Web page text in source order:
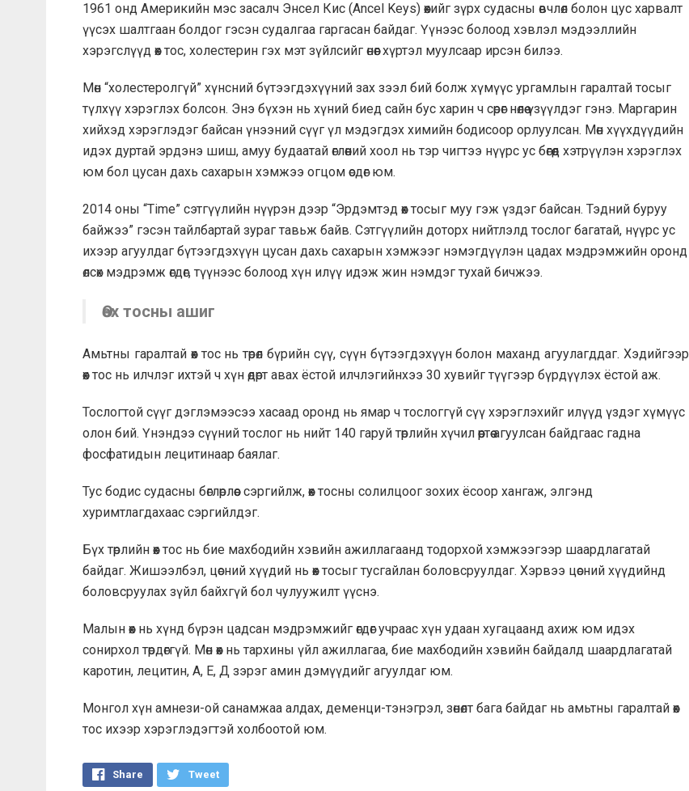
1961 онд Америкийн мэс засалч Энсел Кис (Ancel Keys) өөхийг зүрх судасны өвчлөл болон цус харвалт
үүсэх шалтгаан болдог гэсэн судалгаа гаргасан байдаг. Үүнээс болоод хэвлэл мэдээллийн
хэрэгслүүд өөх тос, холестерин гэх мэт зүйлсийг өнөөг хүртэл муулсаар ирсэн билээ.
Мөн “холестеролгүй” хүнсний бүтээгдэхүүний зах зээл бий болж хүмүүс ургамлын гаралтай тосыг
түлхүү хэрэглэх болсон. Энэ бүхэн нь хүний биед сайн бус харин ч сөрөг нөлөө үзүүлдэг гэнэ. Маргарин
хийхэд хэрэглэдэг байсан үнээний сүүг үл мэдэгдэх химийн бодисоор орлуулсан. Мөн хүүхдүүдийн
идэх дуртай эрдэнэ шиш, амуу будаатай өглөөний хоол нь тэр чигтээ нүүрс ус бөгөөд хэтрүүлэн хэрэглэх
юм бол цусан дахь сахарын хэмжээ огцом өсдөг юм.
2014 оны “Time” сэтгүүлийн нүүрэн дээр “Эрдэмтэд өөх тосыг муу гэж үздэг байсан. Тэдний буруу
байжээ” гэсэн тайлбартай зураг тавьж байв. Сэтгүүлийн доторх нийтлэлд тослог багатай, нүүрс ус
ихээр агуулдаг бүтээгдэхүүн цусан дахь сахарын хэмжээг нэмэгдүүлэн цадах мэдрэмжийн оронд
өлсөх мэдрэмж өгдөг, түүнээс болоод хүн илүү идэж жин нэмдэг тухай бичжээ.
Өөх тосны ашиг
Амьтны гаралтай өөх тос нь төрөл бүрийн сүү, сүүн бүтээгдэхүүн болон маханд агуулагддаг. Хэдийгээр
өөх тос нь илчлэг ихтэй ч хүн өдөрт авах ёстой илчлэгийнхээ 30 хувийг түүгээр бүрдүүлэх ёстой аж.
Тослогтой сүүг дэглэмээсээ хасаад оронд нь ямар ч тослоггүй сүү хэрэглэхийг илүүд үздэг хүмүүс
олон бий. Үнэндээ сүүний тослог нь нийт 140 гаруй төрлийн хүчил өөртөө агуулсан байдгаас гадна
фосфатидын лецитинаар баялаг.
Тус бодис судасны бөглөрлөөс сэргийлж, өөх тосны солилцоог зохих ёсоор хангаж, элгэнд
хуримтлагдахаас сэргийлдэг.
Бүх төрлийн өөх тос нь бие махбодийн хэвийн ажиллагаанд тодорхой хэмжээгээр шаардлагатай
байдаг. Жишээлбэл, цөсний хүүдий нь өөх тосыг тусгайлан боловсруулдаг. Хэрвээ цөсний хүүдийнд
боловсруулах зүйл байхгүй бол чулуужилт үүснэ.
Малын өөх нь хүнд бүрэн цадсан мэдрэмжийг өгдөг учраас хүн удаан хугацаанд ахиж юм идэх
сонирхол төрдөггүй. Мөн өөх нь тархины үйл ажиллагаа, бие махбодийн хэвийн байдалд шаардлагатай
каротин, лецитин, А, Е, Д зэрэг амин дэмүүдийг агуулдаг юм.
Монгол хүн амнези-ой санамжаа алдах, деменци-тэнэгрэл, зөнөлт бага байдаг нь амьтны гаралтай өөх
тос ихээр хэрэглэдэгтэй холбоотой юм.
Share Tweet